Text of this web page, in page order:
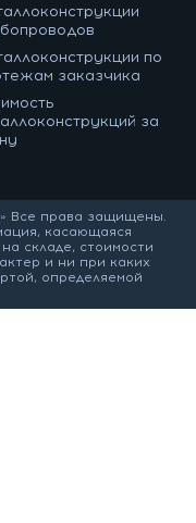
по
заказчика
за
Все права защищены.
касающаяся
складе, стоимости
и ни при каких
определяемой